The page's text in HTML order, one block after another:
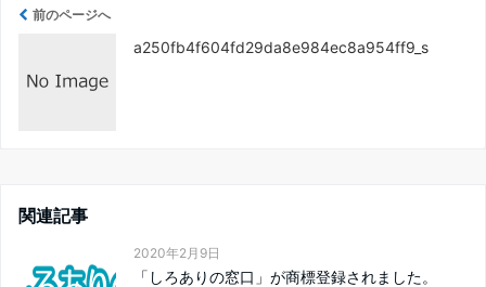
前のページへ
a250fb4f604fd29da8e984ec8a954ff9_s
関連記事
2020年2月9日
「しろありの窓口」が商標登録されました。